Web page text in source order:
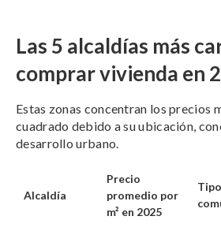
Las 5 alcaldías más
comprar vivienda en
Estas zonas concentran los precios
cuadrado debido a su ubicación,
desarrollo urbano.
Alcaldía
Precio
promedio por
m² en 2025